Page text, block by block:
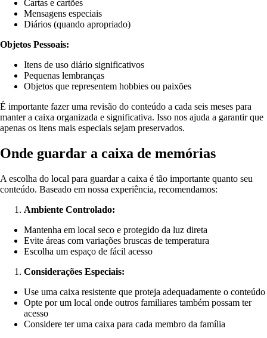
Cartas e cartões
Mensagens especiais
Diários (quando apropriado)
Objetos Pessoais:
Itens de uso diário significativos
Pequenas lembranças
Objetos que representem hobbies ou paixões
É importante fazer uma revisão do conteúdo a cada seis meses para
manter a caixa organizada e significativa. Isso nos ajuda a garantir que
apenas os itens mais especiais sejam preservados.
Onde guardar a caixa de memórias
A escolha do local para guardar a caixa é tão importante quanto seu
conteúdo. Baseado em nossa experiência, recomendamos:
Ambiente Controlado:
Mantenha em local seco e protegido da luz direta
Evite áreas com variações bruscas de temperatura
Escolha um espaço de fácil acesso
Considerações Especiais:
Use uma caixa resistente que proteja adequadamente o conteúdo
Opte por um local onde outros familiares também possam ter
acesso
Considere ter uma caixa para cada membro da família